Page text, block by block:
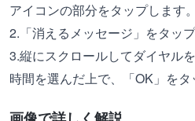
アイコンの部分をタップします。
2.「消えるメッセージ」をタップ
3.縦にスクロールしてダイヤル
時間を選んだ上で、「OK」をタ